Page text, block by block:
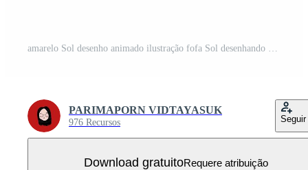
amarelo Sol desenho animado ilustração fofa Sol desenhando Sol adorável Sol PNG Grátis
PARIMAPORN VIDTAYASUK
976 Recursos Seguir
Download gratuitoRequere atribuição